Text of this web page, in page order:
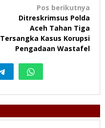
Pos berikutnya
Ditreskrimsus Polda
Aceh Tahan Tiga
Tersangka Kasus Korupsi
Pengadaan Wastafel